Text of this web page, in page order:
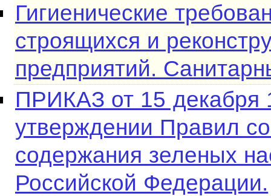
Гигиенические
строящихся и
предприятий.
ПРИКАЗ от 15 декабря
утверждении Правил
содержания зеленых
Российской Федерации.